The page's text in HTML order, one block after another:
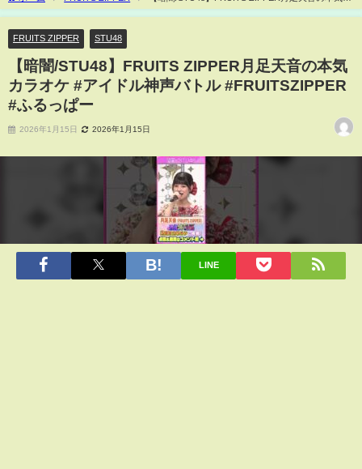
ラオケ #アイドル神声バトル #FRUITSZIPPER #ふるっぱー
FRUITS ZIPPER STU48
【暗闇/STU48】FRUITS ZIPPER月足天音の本気
カラオケ #アイドル神声バトル #FRUITSZIPPER
#ふるっぱー
2026年1月15日 2026年1月15日
LINE